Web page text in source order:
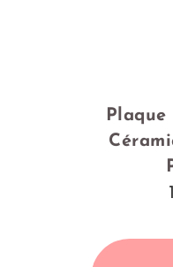
Plaque